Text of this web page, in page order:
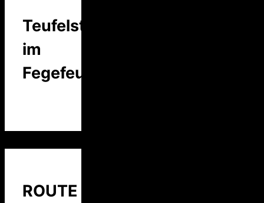
Teufelstalk
im
Fegefeuer
ROUTE